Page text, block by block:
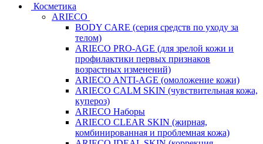
Косметика
ARIECO
BODY CARE (серия средств по уходу за
телом)
ARIECO PRO-AGE (для зрелой кожи и
профилактики первых признаков
возрастных изменений)
ARIECO ANTI-AGE (омоложение кожи)
ARIECO CALM SKIN (чувствительная кожа,
купероз)
ARIECO Наборы
ARIECO CLEAR SKIN (жирная,
комбинированная и проблемная кожа)